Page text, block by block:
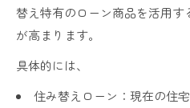
替え特有のローン商品を活用
が高まります。
具体的には、
住み替えローン：現在の住